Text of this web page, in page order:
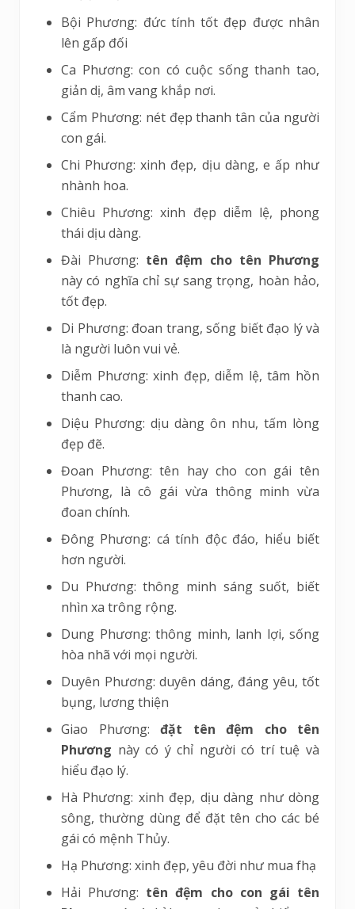
Bội Phương: đức tính tốt đẹp được nhân
lên gấp đối
Ca Phương: con có cuộc sống thanh tao,
giản dị, âm vang khắp nơi.
Cẩm Phương: nét đẹp thanh tân của người
con gái.
Chi Phương: xinh đẹp, dịu dàng, e ấp như
nhành hoa.
Chiêu Phương: xinh đẹp diễm lệ, phong
thái dịu dàng.
Đài Phương: tên đệm cho tên Phương
này có nghĩa chỉ sự sang trọng, hoàn hảo,
tốt đẹp.
Di Phương: đoan trang, sống biết đạo lý và
là người luôn vui vẻ.
Diễm Phương: xinh đẹp, diễm lệ, tâm hồn
thanh cao.
Diệu Phương: dịu dàng ôn nhu, tấm lòng
đẹp đẽ.
Đoan Phương: tên hay cho con gái tên
Phương, là cô gái vừa thông minh vừa
đoan chính.
Đông Phương: cá tính độc đáo, hiểu biết
hơn người.
Du Phương: thông minh sáng suốt, biết
nhìn xa trông rộng.
Dung Phương: thông minh, lanh lợi, sống
hòa nhã với mọi người.
Duyên Phương: duyên dáng, đáng yêu, tốt
bụng, lương thiện
Giao Phương: đặt tên đệm cho tên
Phương này có ý chỉ người có trí tuệ và
hiểu đạo lý.
Hà Phương: xinh đẹp, dịu dàng như dòng
sông, thường dùng để đặt tên cho các bé
gái có mệnh Thủy.
Hạ Phương: xinh đẹp, yêu đời như mua fhạ
Hải Phương: tên đệm cho con gái tên